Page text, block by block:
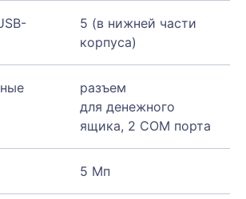
5 (в нижней части
корпуса)
разъем
для денежного
ящика, 2 COM порта
5 Мп